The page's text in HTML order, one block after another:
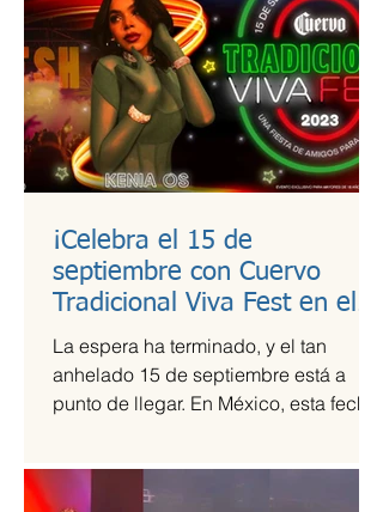
¡Celebra el 15 de
septiembre con Cuervo
Tradicional Viva Fest en el
Parque Bicentenario!
La espera ha terminado, y el tan
anhelado 15 de septiembre está a
punto de llegar. En México, esta fecha